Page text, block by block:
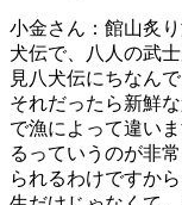
小金さん：館山炙
犬伝で、八人の武
見八犬伝にちなん
それだったら新鮮
で漁によって違い
るっていうのが非
られるわけですか